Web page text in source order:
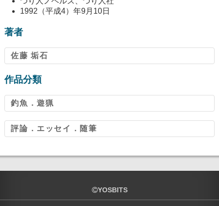
1992（平成4）年9月10日
著者
佐藤 垢石
作品分類
釣魚．遊猟
評論．エッセイ．随筆
YOSBITS